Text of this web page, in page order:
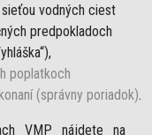
vodných ciest
predpokladoch
poplatkoch
(správny poriadok).
VMP nájdete na